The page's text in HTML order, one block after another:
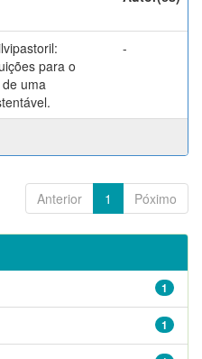
para o
uma
-
Anterior 1 Póximo
1
1